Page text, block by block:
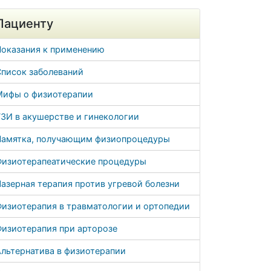
к применению
заболеваний
о физиотерапии
в акушерстве и гинекологии
получающим физиопроцедуры
процедуры
терапия против угревой болезни
в травматологии и ортопедии
при арторозе
в физиотерапии